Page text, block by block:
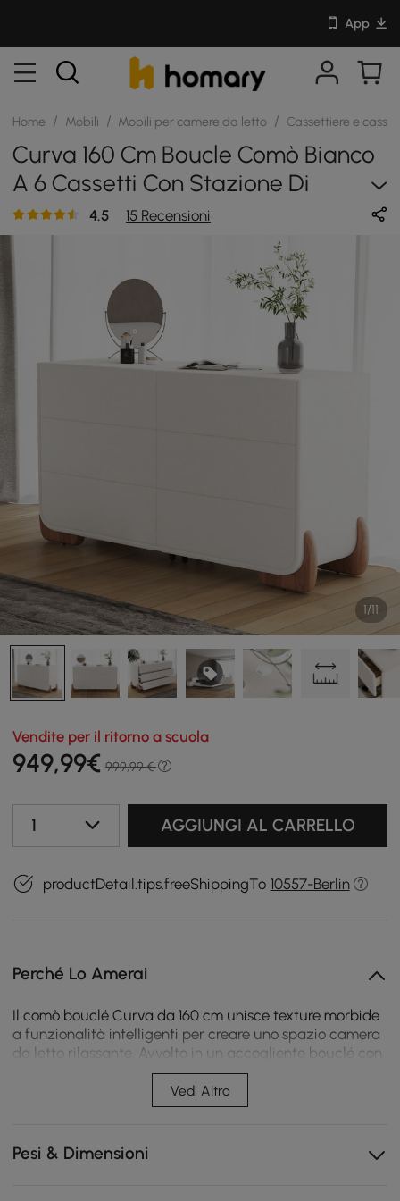
App
Home / Mobili / Mobili per camere da letto / Cassettiere e
Curva 160 Cm Boucle Comò Bianco
A 6 Cassetti Con Stazione Di
Ricarica4.5 15 Recensioni
1/11
Vendite per il ritorno a scuola
949,99€ 999,99 €
1 AGGIUNGI AL CARRELLO
productDetail.tips.freeShippingTo 10557-Berlin
Perché Lo Amerai
Il comò bouclé Curva da 160 cm unisce texture morbide
a funzionalità intelligenti per creare uno spazio camera
da letto rilassante. Avvolto in un accogliente bouclé con
gambe in legno di frassino e ricarica integrata, mantiene
gli essenziali quotidiani organizzati aggiungendo calore
e comfort alla tua casa.
Sei spaziosi cassetti mantengono vestiti ed essenziali
organizzati per una camera da letto ordinata e
Vedi Altro
Pesi & Dimensioni